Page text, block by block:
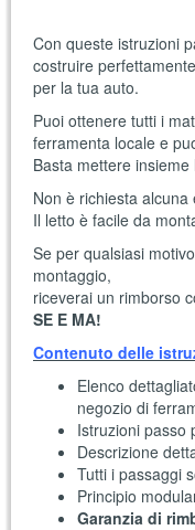
Con queste istruzioni
costruire
per la tua auto.
Puoi ottenere tutti i
ferramenta locale e
Basta mettere
Non è richiesta
Il letto è facile da
Se per qualsiasi
montaggio,
riceverai un rimborso
SE E MA!
Contenuto delle
Elenco
negozio di
Istruzioni passo
Descrizione
Tutti i passaggi
Principio
Garanzia di